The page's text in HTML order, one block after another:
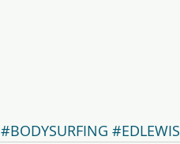
#BODYSURFING #EDLEWIS